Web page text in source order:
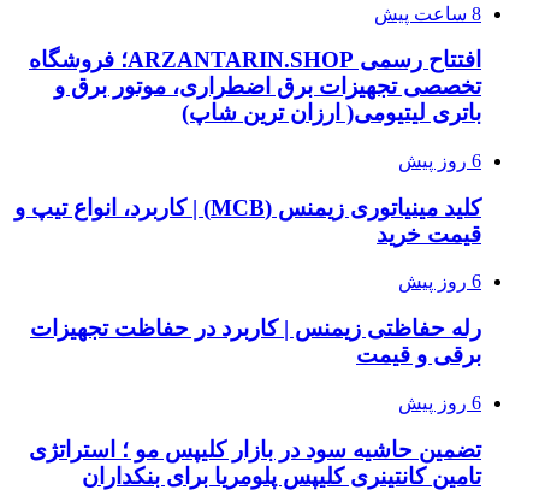
8 ساعت پیش
افتتاح رسمی ARZANTARIN.SHOP؛ فروشگاه
تخصصی تجهیزات برق اضطراری، موتور برق و
باتری لیتیومی( ارزان ترین شاپ)
6 روز پیش
کلید مینیاتوری زیمنس (MCB) | کاربرد، انواع تیپ و
قیمت خرید
6 روز پیش
رله حفاظتی زیمنس | کاربرد در حفاظت تجهیزات
برقی و قیمت
6 روز پیش
تضمین حاشیه سود در بازار کلیپس مو ؛ استراتژی
تامین کانتینری کلیپس پلومریا برای بنکداران